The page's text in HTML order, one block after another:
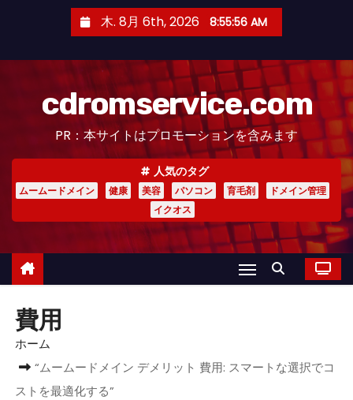
木. 8月 6th, 2026 8:55:57 AM
cdromservice.com
PR：本サイトはプロモーションを含みます
人気のタグ
ムームードメイン 健康 美容 パソコン 育毛剤
ドメイン管理
イクオス
費用
ホーム
“ムームードメイン デメリット 費用: スマートな選択でコ
ストを最適化する”